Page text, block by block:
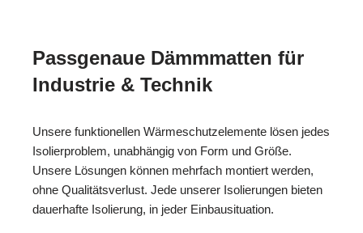
Passgenaue Dämmmatten für
Industrie & Technik
Unsere funktionellen Wärmeschutzelemente lösen jedes
Isolierproblem, unabhängig von Form und Größe.
Unsere Lösungen können mehrfach montiert werden,
ohne Qualitätsverlust. Jede unserer Isolierungen bieten
dauerhafte Isolierung, in jeder Einbausituation.